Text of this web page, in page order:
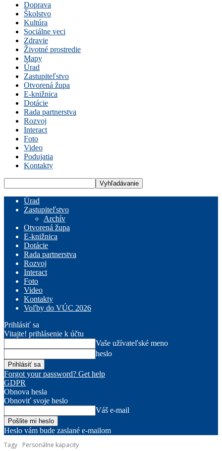
Doprava
Školstvo
Kultúra
Sociálne veci
Zdravie
Životné prostredie
Mapy
Úrad
Zastupiteľstvo
Otvorená župa
E-knižnica
Dotácie
Rada partnerstva
Rozvoj
Interact
Foto
Video
Podujatia
Kontakty
Úrad
Zastupiteľstvo
Archív
Otvorená župa
E-knižnica
Dotácie
Rada partnerstva
Rozvoj
Interact
Foto
Video
Kontakty
Voľby do VÚC 2026
Prihlásiť sa
Vitajte! prihlásenie k účtu
Vaše užívateľské meno
heslo
Forgot your password? Get help
GDPR
Obnova hesla
Obnoviť svoje heslo
Váš e-mail
Heslo vám bude zaslané e-mailom
Tagy
Personálne kapacity